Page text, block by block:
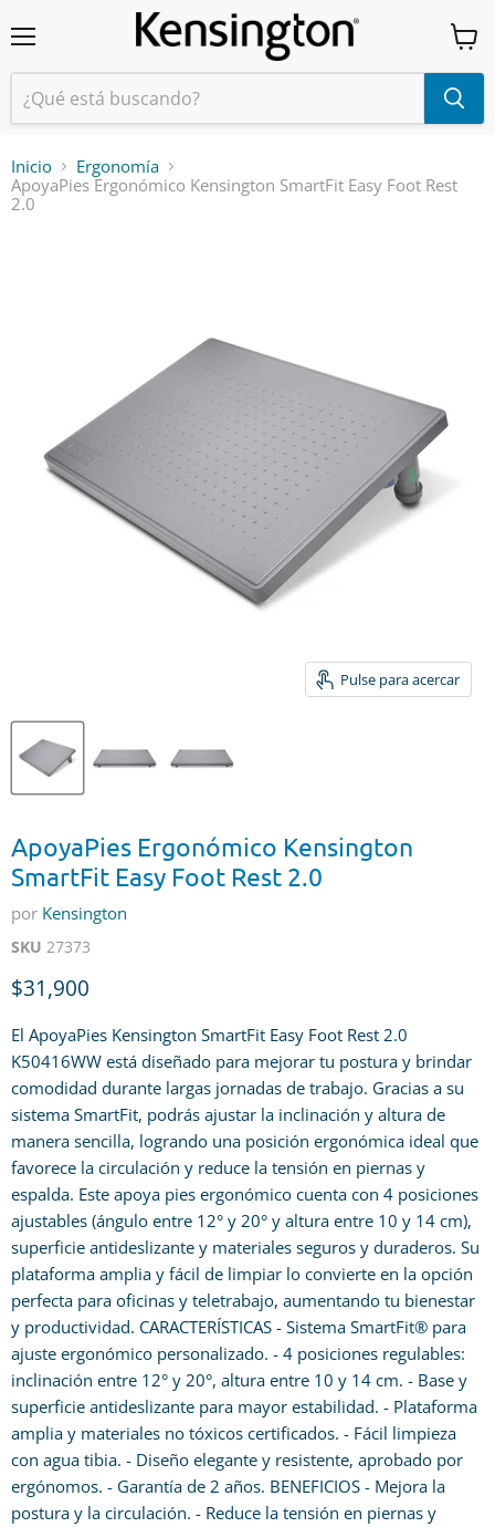
Ver
Inicio
Ergonomía
ApoyaPies Ergonómico Kensington SmartFit Easy Foot Rest
2.0
Pulse para acercar
ApoyaPies Ergonómico Kensington
SmartFit Easy Foot Rest 2.0
por Kensington
SKU 27373
Precio actual
$31,900
El ApoyaPies Kensington SmartFit Easy Foot Rest 2.0
K50416WW está diseñado para mejorar tu postura y brindar
comodidad durante largas jornadas de trabajo. Gracias a su
sistema SmartFit, podrás ajustar la inclinación y altura de
manera sencilla, logrando una posición ergonómica ideal que
favorece la circulación y reduce la tensión en piernas y
espalda. Este apoya pies ergonómico cuenta con 4 posiciones
ajustables (ángulo entre 12° y 20° y altura entre 10 y 14 cm),
superficie antideslizante y materiales seguros y duraderos. Su
plataforma amplia y fácil de limpiar lo convierte en la opción
perfecta para oficinas y teletrabajo, aumentando tu bienestar
y productividad. CARACTERÍSTICAS - Sistema SmartFit® para
ajuste ergonómico personalizado. - 4 posiciones regulables:
inclinación entre 12° y 20°, altura entre 10 y 14 cm. - Base y
superficie antideslizante para mayor estabilidad. - Plataforma
amplia y materiales no tóxicos certificados. - Fácil limpieza
con agua tibia. - Diseño elegante y resistente, aprobado por
ergónomos. - Garantía de 2 años. BENEFICIOS - Mejora la
postura y la circulación. - Reduce la tensión en piernas y